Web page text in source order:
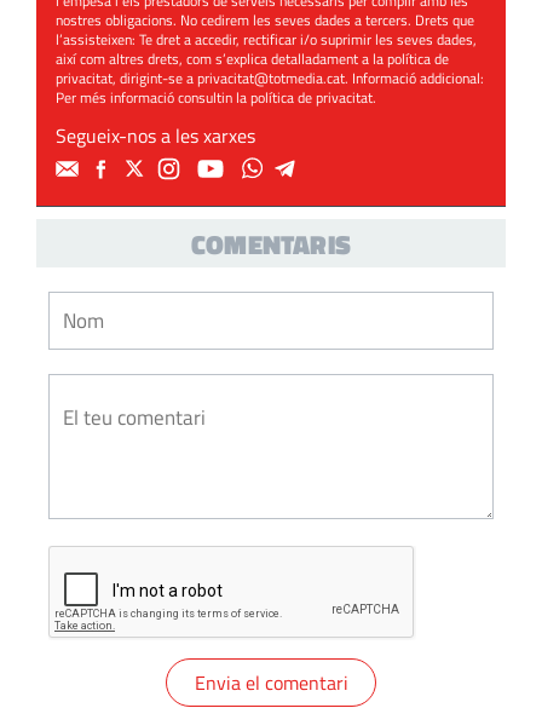
nostres obligacions. No cedirem les seves dades a tercers. Drets que
l’assisteixen: Te dret a accedir, rectificar i/o suprimir les seves dades,
així com altres drets, com s’explica detalladament a la política de
privacitat, dirigint-se aprivacitat@totmedia.cat. Informació addicional:
Per més informació consultin lapolítica de privacitat.
Segueix-nos a les xarxes
COMENTARIS